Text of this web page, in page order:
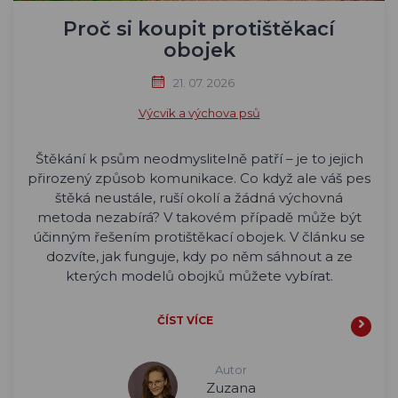
Proč si koupit protištěkací
obojek
21. 07. 2026
Výcvik a výchova psů
Štěkání k psům neodmyslitelně patří – je to jejich
přirozený způsob komunikace. Co když ale váš pes
štěká neustále, ruší okolí a žádná výchovná
metoda nezabírá? V takovém případě může být
účinným řešením protištěkací obojek. V článku se
dozvíte, jak funguje, kdy po něm sáhnout a ze
kterých modelů obojků můžete vybírat.
ČÍST VÍCE
Autor
Zuzana